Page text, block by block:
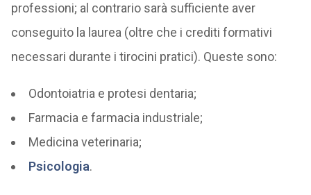
professioni; al contrario sarà sufficiente aver
conseguito la laurea (oltre che i crediti formativi
necessari durante i tirocini pratici). Queste sono:
Odontoiatria e protesi dentaria;
Farmacia e farmacia industriale;
Medicina veterinaria;
Psicologia.